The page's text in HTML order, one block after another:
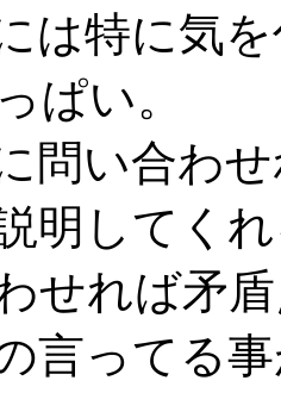
は特に気
ぱい。
問い合わ
明してく
せれば矛
言ってる